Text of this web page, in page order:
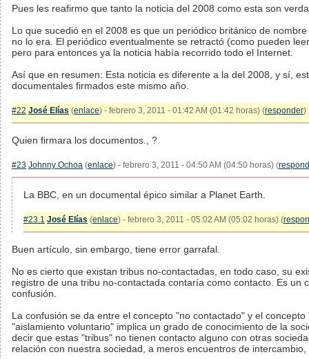
Pues les reafirmo que tanto la noticia del 2008 como esta son
Lo que sucedió en el 2008 es que un periódico británico de
no lo era. El periódico eventualmente se retractó (como pueden
pero para entonces ya la noticia había recorrido todo el Internet.
Así que en resumen: Esta noticia es diferente a la del 2008, y sí,
documentales firmados este mismo año.
#22 José Elías (enlace) - febrero 3, 2011 - 01:42 AM (01:42 horas) (responder)
Quien firmara los documentos., ?
#23 Johnny Ochoa (enlace) - febrero 3, 2011 - 04:50 AM (04:50 horas) (
La BBC, en un documental épico similar a Planet Earth.
#23.1 José Elías (enlace) - febrero 3, 2011 - 05:02 AM (05:02 horas) (
Buen artículo, sin embargo, tiene error garrafal.
No es cierto que existan tribus no-contactadas, en todo caso, su
registro de una tribu no-contactada contaría como contacto. Es un
confusión.
La confusión se da entre el concepto "no contactado" y el
"aislamiento voluntario" implica un grado de conocimiento de la
decir que estas "tribus" no tienen contacto alguno con otras
relación con nuestra sociedad, a meros encuentros de